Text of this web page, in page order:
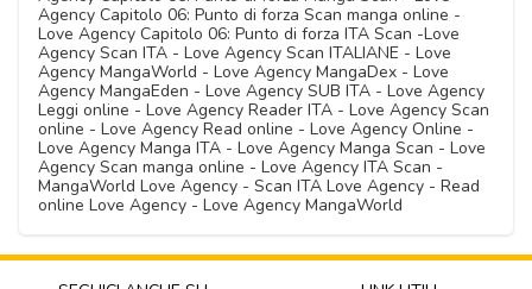
Agency Capitolo 06: Punto di forza Scan manga online -
Love Agency Capitolo 06: Punto di forza ITA Scan -Love
Agency Scan ITA - Love Agency Scan ITALIANE - Love
Agency MangaWorld - Love Agency MangaDex - Love
Agency MangaEden - Love Agency SUB ITA - Love Agency
Leggi online - Love Agency Reader ITA - Love Agency Scan
online - Love Agency Read online - Love Agency Online -
Love Agency Manga ITA - Love Agency Manga Scan - Love
Agency Scan manga online - Love Agency ITA Scan -
MangaWorld Love Agency - Scan ITA Love Agency - Read
online Love Agency - Love Agency MangaWorld